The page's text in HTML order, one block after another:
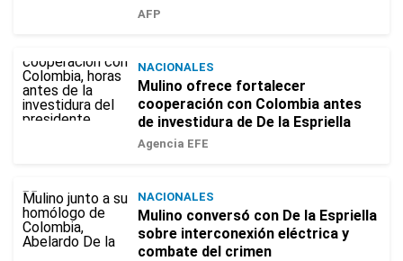
AFP
NACIONALES
Mulino ofrece fortalecer
cooperación con Colombia antes
de investidura de De la Espriella
Agencia EFE
NACIONALES
Mulino conversó con De la Espriella
sobre interconexión eléctrica y
combate del crimen